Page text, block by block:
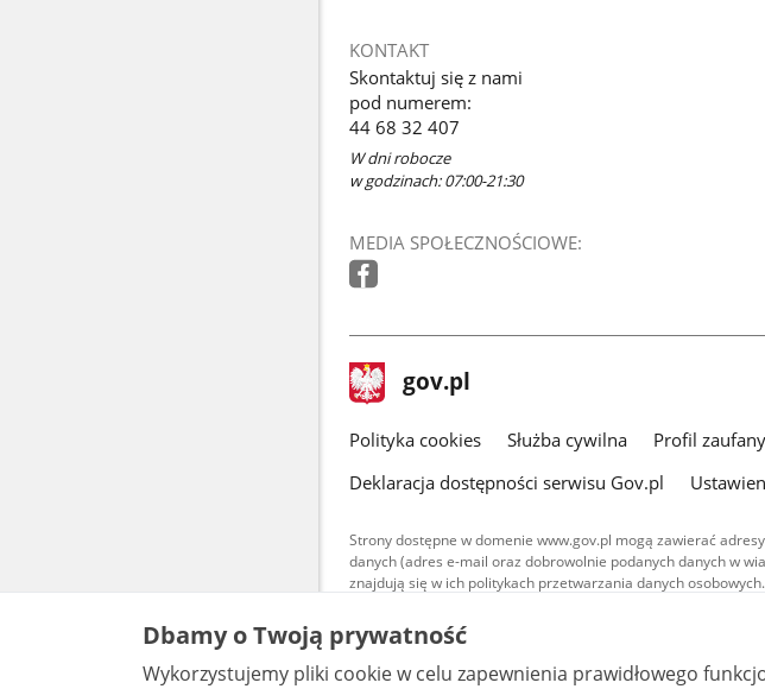
KONTAKT
Skontaktuj się z nami
pod numerem:
44 68 32 407
W dni robocze
w godzinach: 07:00-21:30
MEDIA SPOŁECZNOŚCIOWE:
stopka
gov.pl Strona
gov.pl
gov.pl
Polityka cookies Służba cywilna Profil zaufany
Deklaracja dostępności serwisu Gov.pl
Strony dostępne w domenie www.gov.pl mogą zawierać
danych (adres e-mail oraz dobrowolnie podanych danych w
znajdują się w ich politykach przetwarzania danych osobowych.
Treści tekstowe publikowane w serwisie (z
udostępniane na licencji typu Creative
warunkach 4.0 (CC BY-SA 4.0). Materiały
są udostępniane na licencji typu Creative
Dbamy o Twoją prywatność
Wykorzystujemy pliki cookie w celu zapewnienia prawidłowego